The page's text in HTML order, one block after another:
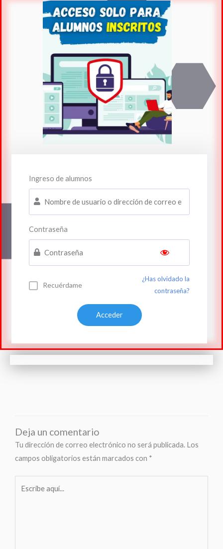
Ingreso de alumnos
Contraseña
Recuérdame
¿Has olvidado la
contraseña?
Deja un comentario
Tu dirección de correo electrónico no será publicada. Los
campos obligatorios están marcados con *